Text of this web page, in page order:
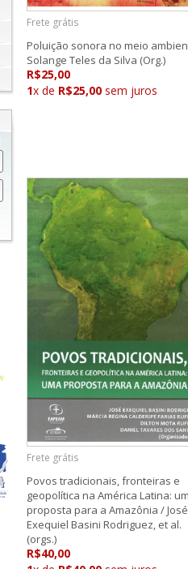
Frete grátis
Poluição sonora no meio
Solange Teles da Silva (Org.)
R$25,00
1x de R$25,00 sem juros
Frete grátis
Povos tradicionais, fronteiras e
geopolítica na América Latina:
proposta para a Amazônia / José
Exequiel Basini Rodriguez, et al.
(orgs.)
R$40,00